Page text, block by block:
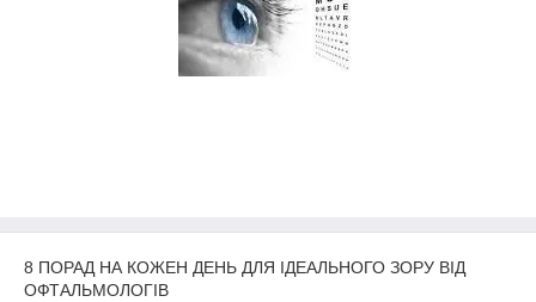
8 ПОРАД НА КОЖЕН ДЕНЬ ДЛЯ ІДЕАЛЬНОГО ЗОРУ ВІД
ОФТАЛЬМОЛОГІВ